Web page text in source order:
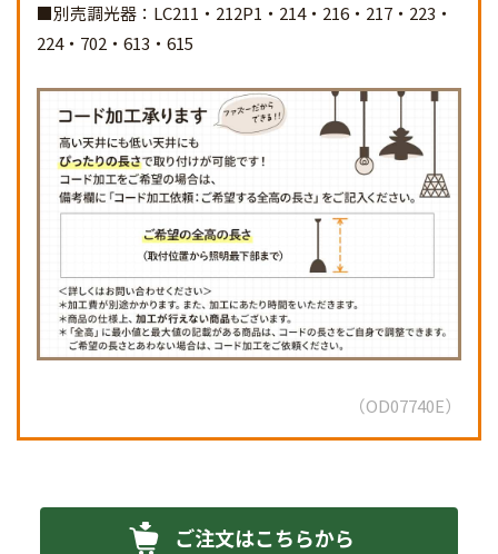
■別売調光器：LC211・212P1・214・216・217・223・
224・702・613・615
OD07740E
ご注文はこちらから